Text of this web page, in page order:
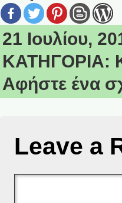
21 Ιουλίου,
ΚΑΤΗΓΟΡΙΑ:
Αφήστε ένα
Leave a